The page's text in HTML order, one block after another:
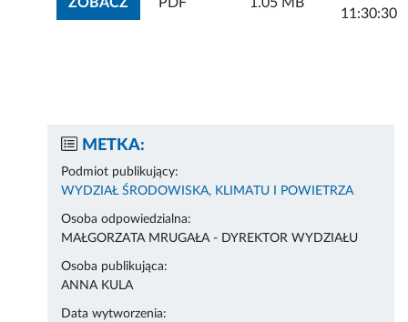
11:30:30
METKA:
Podmiot publikujący:
WYDZIAŁ ŚRODOWISKA, KLIMATU I POWIETRZA
Osoba odpowiedzialna:
MAŁGORZATA MRUGAŁA - DYREKTOR WYDZIAŁU
Osoba publikująca:
ANNA KULA
Data wytworzenia: